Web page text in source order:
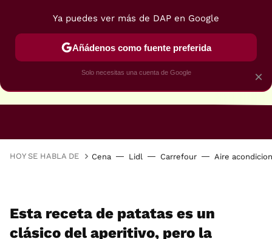
HOY SE HABLA DE Cena Lidl Carrefour Aire
Esta receta de patatas es un
clásico del aperitivo, pero la
×
Ya puedes ver más de DAP en Google
Añádenos como fuente preferida
Solo necesitas una cuenta de Google